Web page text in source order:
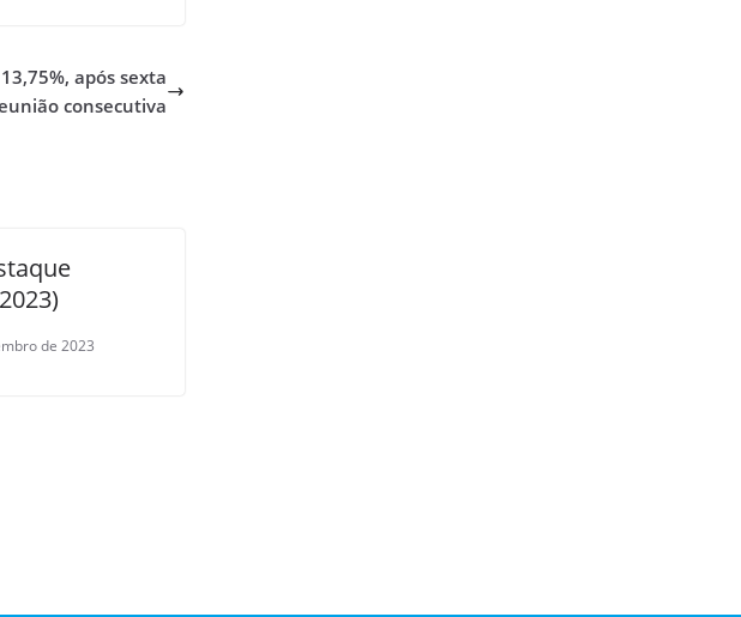
após sexta
consecutiva
de 2023